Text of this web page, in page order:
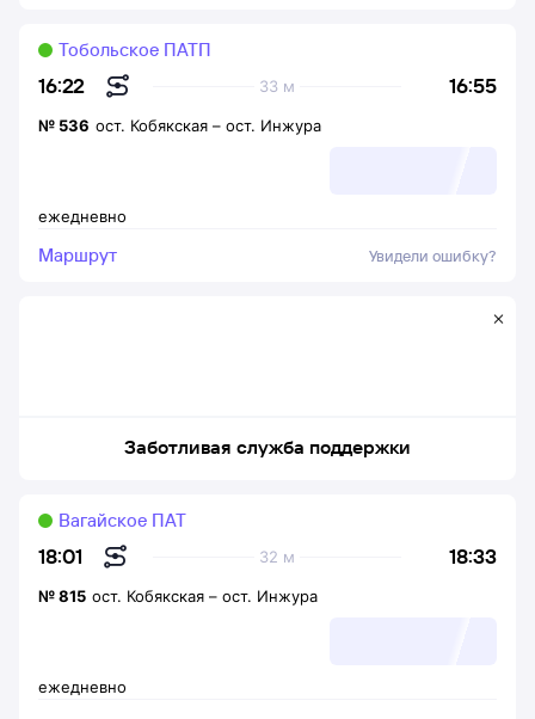
16:22 16:55
33 м
Тобольское ПАТП
ежедневно
№ 536 ост. Кобякская – ост. Инжура
Маршрут Увидели ошибку?
Заботливая служба поддержки
18:01 18:33
32 м
Вагайское ПАТ
ежедневно
№815 ост. Кобякская – ост. Инжура